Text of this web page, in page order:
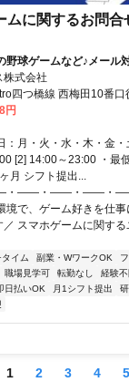
ムに関するお問合
野球ゲームなど♪メール
ーム好きを仕事に☆彡
株式会社
四つ橋線 西梅田10番
（阪神線）大阪駅方面出
約5分
円
：月・火・水・木・金
[2] 14:00～23:00 ・最
月 シフト提出...
・――・――・――・
、ゲーム好きを仕事
スマホゲームに関す
タイム 副業・WワークOK
職場見学可 転勤なし 経験不
日払いOK 月1シフト提出
1 2 3 4 5